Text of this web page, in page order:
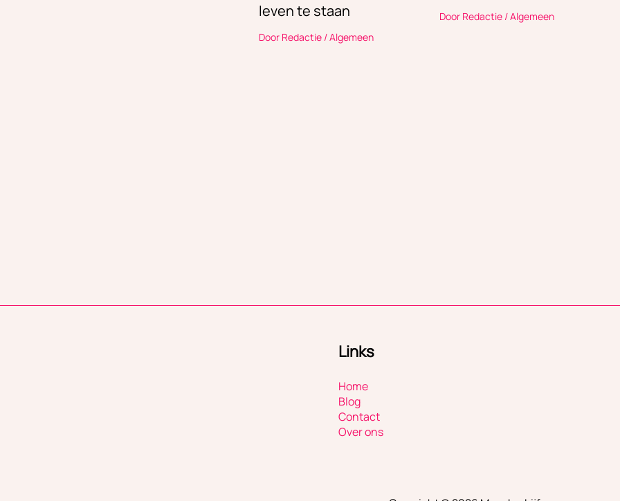
leven te staan
Door Redactie /Algemeen
Door Redactie /Algemeen
Links
Home
Blog
Contact
Over ons